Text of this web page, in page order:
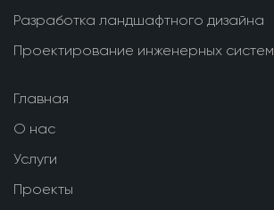
Разработка ландшафтного дизайна
Проектирование инженерных систем
Главная
О нас
Услуги
Проекты